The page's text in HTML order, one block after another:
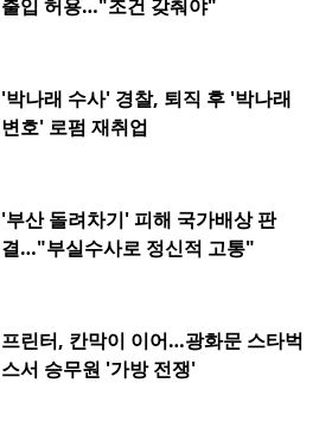
출입 허용…"조건 갖춰야"
'박나래 수사' 경찰, 퇴직 후 '박나래
변호' 로펌 재취업
'부산 돌려차기' 피해 국가배상 판
결…"부실수사로 정신적 고통"
프린터, 칸막이 이어…광화문 스타벅
스서 승무원 '가방 전쟁'